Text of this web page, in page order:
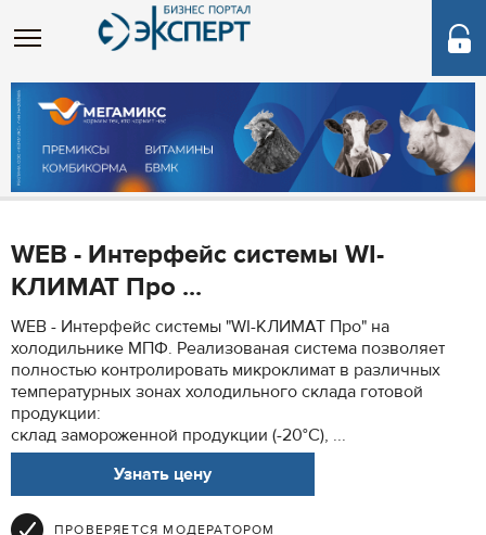
WEB - Интерфейс системы WI-
КЛИМАТ Про ...
WEB - Интерфейс системы "WI-КЛИМАТ Про" на
холодильнике МПФ. Реализованая система позволяет
полностью контролировать микроклимат в различных
температурных зонах холодильного склада готовой
продукции:
склад замороженной продукции (-20°С), ...
Узнать цену
ПРОВЕРЯЕТСЯ МОДЕРАТОРОМ